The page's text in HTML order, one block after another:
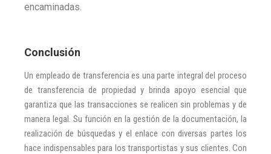
encaminadas.
Conclusión
Un empleado de transferencia es una parte integral del proceso
de transferencia de propiedad y brinda apoyo esencial que
garantiza que las transacciones se realicen sin problemas y de
manera legal. Su función en la gestión de la documentación, la
realización de búsquedas y el enlace con diversas partes los
hace indispensables para los transportistas y sus clientes. Con